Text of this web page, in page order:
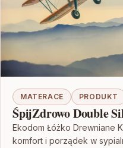
MATERACE PRODUKT
ŚpijZdrowo Double
Ekodom Łóżko Drewniane
komfort i porządek w